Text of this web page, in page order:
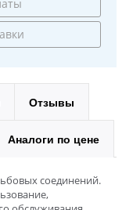
Отзывы
Аналоги по цене
соединений.